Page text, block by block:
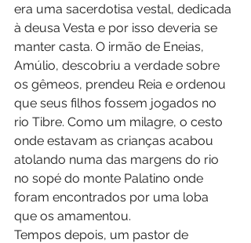
era uma sacerdotisa vestal, dedicada
à deusa Vesta e por isso deveria se
manter casta. O irmão de Eneias,
Amúlio, descobriu a verdade sobre
os gêmeos, prendeu Reia e ordenou
que seus filhos fossem jogados no
rio Tibre. Como um milagre, o cesto
onde estavam as crianças acabou
atolando numa das margens do rio
no sopé do monte Palatino onde
foram encontrados por uma loba
que os amamentou.
Tempos depois, um pastor de